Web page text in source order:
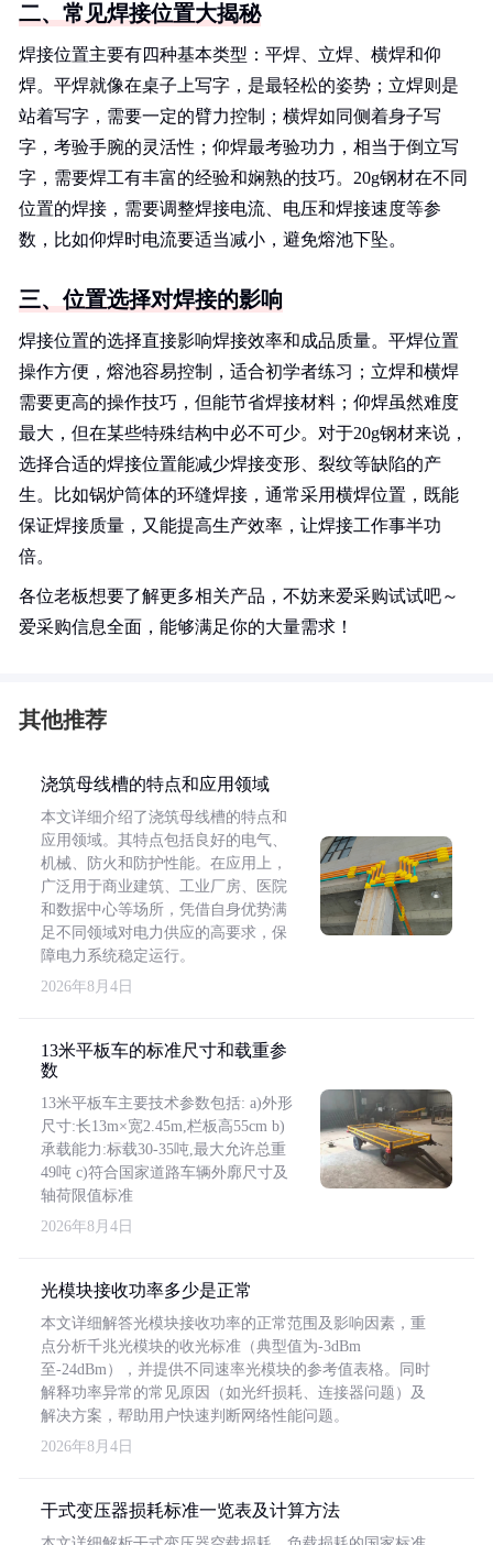
二、常见焊接位置大揭秘
焊接位置主要有四种基本类型：平焊、立焊、横焊和仰
焊。平焊就像在桌子上写字，是最轻松的姿势；立焊则是
站着写字，需要一定的臂力控制；横焊如同侧着身子写
字，考验手腕的灵活性；仰焊最考验功力，相当于倒立写
字，需要焊工有丰富的经验和娴熟的技巧。20g钢材在不同
位置的焊接，需要调整焊接电流、电压和焊接速度等参
数，比如仰焊时电流要适当减小，避免熔池下坠。
三、位置选择对焊接的影响
焊接位置的选择直接影响焊接效率和成品质量。平焊位置
操作方便，熔池容易控制，适合初学者练习；立焊和横焊
需要更高的操作技巧，但能节省焊接材料；仰焊虽然难度
最大，但在某些特殊结构中必不可少。对于20g钢材来说，
选择合适的焊接位置能减少焊接变形、裂纹等缺陷的产
生。比如锅炉筒体的环缝焊接，通常采用横焊位置，既能
保证焊接质量，又能提高生产效率，让焊接工作事半功
倍。
各位老板想要了解更多相关产品，不妨来爱采购试试吧～
爱采购信息全面，能够满足你的大量需求！
其他推荐
浇筑母线槽的特点和应用领域
本文详细介绍了浇筑母线槽的特点和
应用领域。其特点包括良好的电气、
机械、防火和防护性能。在应用上，
广泛用于商业建筑、工业厂房、医院
和数据中心等场所，凭借自身优势满
足不同领域对电力供应的高要求，保
障电力系统稳定运行。
2026年8月4日
13米平板车的标准尺寸和载重参
数
13米平板车主要技术参数包括: a)外形
尺寸:长13m×宽2.45m,栏板高55cm b)
承载能力:标载30-35吨,最大允许总重
49吨 c)符合国家道路车辆外廓尺寸及
轴荷限值标准
2026年8月4日
光模块接收功率多少是正常
本文详细解答光模块接收功率的正常范围及影响因素，重
点分析千兆光模块的收光标准（典型值为-3dBm
至-24dBm），并提供不同速率光模块的参考值表格。同时
解释功率异常的常见原因（如光纤损耗、连接器问题）及
解决方案，帮助用户快速判断网络性能问题。
2026年8月4日
干式变压器损耗标准一览表及计算方法